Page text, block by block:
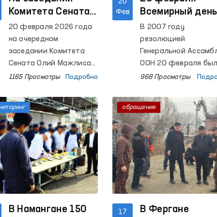
Комитета Сената
рассмотрен
доклад
Омбудсмана о
деятельности за
2025 год
20 февраля 2026 года
на очередном
заседании Комитета
Сената Олий Мажлиса
по бюджету и
вопросам в
предварительном
порядке был
рассмотрен доклад
Уполномоченного Олий
Мажлиса Республики
Узбекистан по правам
человека (омбудсмана)
год.
1165 Просмотры Подробно
20
Фев
Всемирный день
социальной
справедливости
В 2007 году
резолюцией
Генеральной
ООН 20 февраля
провозглашено
социальной
справедливости. С
2009 года эта дата
ежегодно
во всём мире.
968 Просмотры
В Намангане 150
17
В Фергане
обращение